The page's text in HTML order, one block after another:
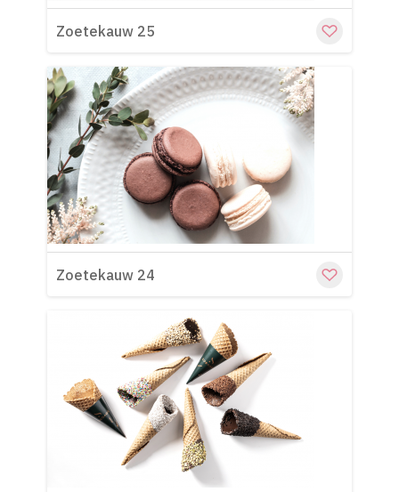
Zoetekauw 25
Zoetekauw 24